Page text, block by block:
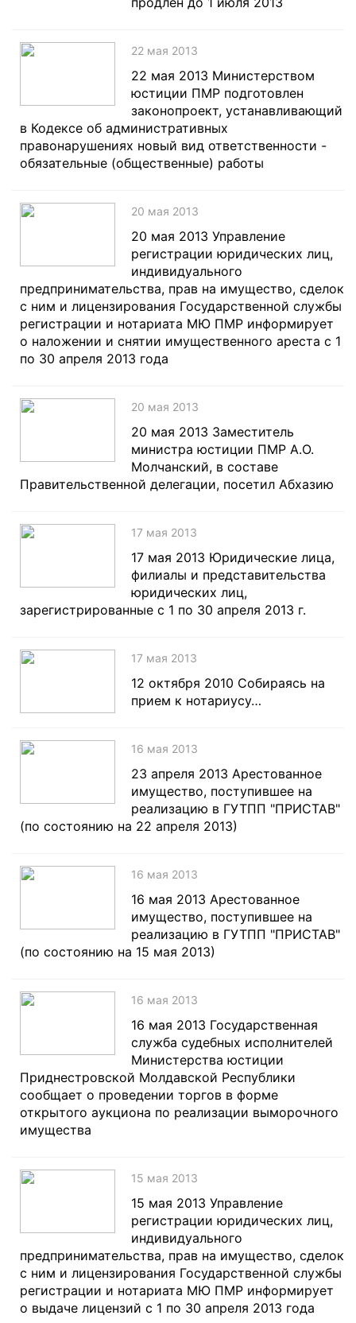
22 мая 2013
22 мая 2013 Министерством
юстиции ПМР подготовлен
законопроект, устанавливающий
в Кодексе об административных
правонарушениях новый вид ответственности -
обязательные (общественные) работы
20 мая 2013
20 мая 2013 Управление
регистрации юридических лиц,
индивидуального
предпринимательства, прав на имущество, сделок
с ним и лицензирования Государственной службы
регистрации и нотариата МЮ ПМР информирует
о наложении и снятии имущественного ареста c 1
по 30 апреля 2013 года
20 мая 2013
20 мая 2013 Заместитель
министра юстиции ПМР А.О.
Молчанский, в составе
Правительственной делегации, посетил Абхазию
17 мая 2013
17 мая 2013 Юридические лица,
филиалы и представительства
юридических лиц,
зарегистрированные с 1 по 30 апреля 2013 г.
17 мая 2013
12 октября 2010 Собираясь на
прием к нотариусу…
16 мая 2013
23 апреля 2013 Арестованное
имущество, поступившее на
реализацию в ГУТПП "ПРИСТАВ"
(по состоянию на 22 апреля 2013)
16 мая 2013
16 мая 2013 Арестованное
имущество, поступившее на
реализацию в ГУТПП "ПРИСТАВ"
(по состоянию на 15 мая 2013)
16 мая 2013
16 мая 2013 Государственная
служба судебных исполнителей
Министерства юстиции
Приднестровской Молдавской Республики
сообщает о проведении торгов в форме
открытого аукциона по реализации выморочного
имущества
15 мая 2013
15 мая 2013 Управление
регистрации юридических лиц,
индивидуального
предпринимательства, прав на имущество, сделок
с ним и лицензирования Государственной службы
регистрации и нотариата МЮ ПМР информирует
о выдаче лицензий с 1 по 30 апреля 2013 года